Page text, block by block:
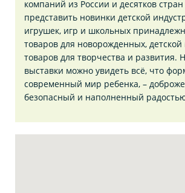
компаний из России и десятков
представить новинки детской
игрушек, игр и школьных
товаров для новорожденных,
товаров для творчества и развития.
выставки можно увидеть всё, что
современный мир ребенка, –
безопасный и наполненный